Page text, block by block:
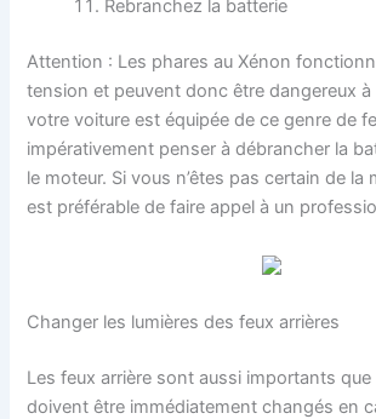
Rebranchez la batterie
Attention : Les phares au Xénon
tension et peuvent donc être dangereux à
votre voiture est équipée de ce genre de
impérativement penser à débrancher la
le moteur. Si vous n’êtes pas certain de la
est préférable de faire appel à un
Changer les lumières des feux arrières
Les feux arrière sont aussi importants
doivent être immédiatement changés en